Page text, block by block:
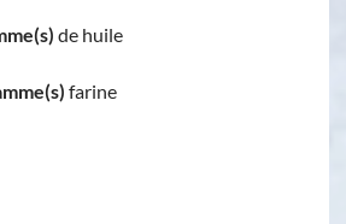
de huile
farine